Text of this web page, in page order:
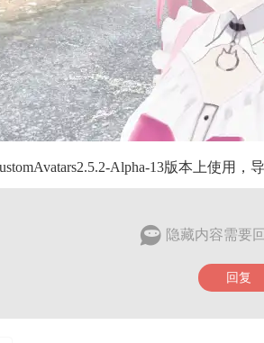
Alpha-13版本上使用，
隐藏内容需要
回复